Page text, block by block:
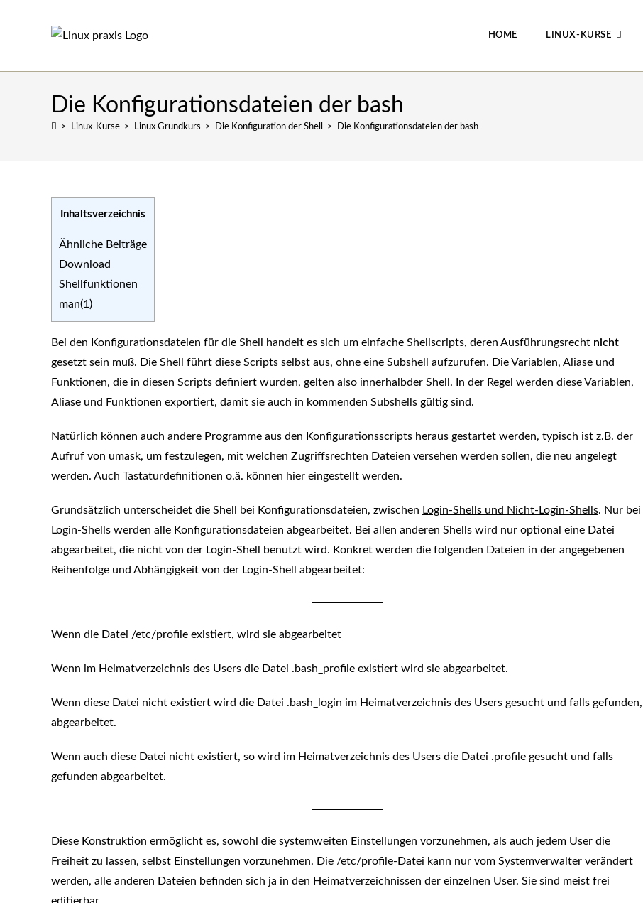
HOME LINUX-KURSE
Die Konfigurationsdateien der bash
> Linux-Kurse > Linux Grundkurs > Die Konfiguration der Shell > Die Konfigurationsdateien der bash
Inhaltsverzeichnis
Ähnliche Beiträge
Download
Shellfunktionen
man(1)
Bei den Konfigurationsdateien für die Shell handelt es sich um einfache Shellscripts, deren Ausführungsrecht nicht
gesetzt sein muß. Die Shell führt diese Scripts selbst aus, ohne eine Subshell aufzurufen. Die Variablen, Aliase und
Funktionen, die in diesen Scripts definiert wurden, gelten also innerhalbder Shell. In der Regel werden diese Variablen,
Aliase und Funktionen exportiert, damit sie auch in kommenden Subshells gültig sind.
Natürlich können auch andere Programme aus den Konfigurationsscripts heraus gestartet werden, typisch ist z.B. der
Aufruf von umask, um festzulegen, mit welchen Zugriffsrechten Dateien versehen werden sollen, die neu angelegt
werden. Auch Tastaturdefinitionen o.ä. können hier eingestellt werden.
Grundsätzlich unterscheidet die Shell bei Konfigurationsdateien, zwischen Login-Shells und Nicht-Login-Shells. Nur bei
Login-Shells werden alle Konfigurationsdateien abgearbeitet. Bei allen anderen Shells wird nur optional eine Datei
abgearbeitet, die nicht von der Login-Shell benutzt wird. Konkret werden die folgenden Dateien in der angegebenen
Reihenfolge und Abhängigkeit von der Login-Shell abgearbeitet:
Wenn die Datei /etc/profile existiert, wird sie abgearbeitet
Wenn im Heimatverzeichnis des Users die Datei .bash_profile existiert wird sie abgearbeitet.
Wenn diese Datei nicht existiert wird die Datei .bash_login im Heimatverzeichnis des Users gesucht und falls gefunden,
abgearbeitet.
Wenn auch diese Datei nicht existiert, so wird im Heimatverzeichnis des Users die Datei .profile gesucht und falls
gefunden abgearbeitet.
Diese Konstruktion ermöglicht es, sowohl die systemweiten Einstellungen vorzunehmen, als auch jedem User die
Freiheit zu lassen, selbst Einstellungen vorzunehmen. Die /etc/profile-Datei kann nur vom Systemverwalter verändert
werden, alle anderen Dateien befinden sich ja in den Heimatverzeichnissen der einzelnen User. Sie sind meist frei